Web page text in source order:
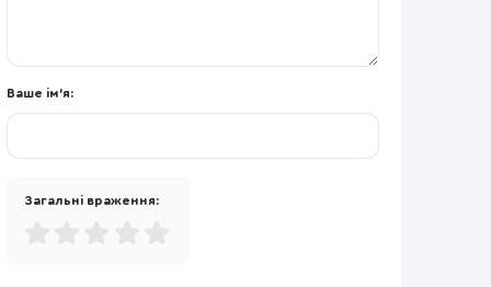
Ваше ім'я:
Загальні враження: